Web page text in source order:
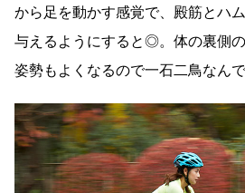
から足を動かす感覚で、殿筋とハ
与えるようにすると◎。体の裏側
姿勢もよくなるので一石二鳥なんで